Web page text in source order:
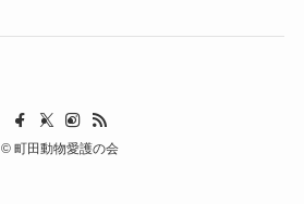
© 町田動物愛護の会